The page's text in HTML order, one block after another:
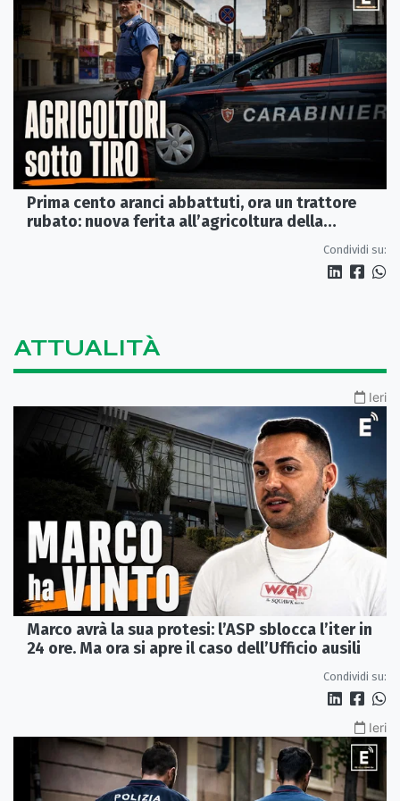
Prima cento aranci abbattuti, ora un trattore
rubato: nuova ferita all’agricoltura della
Condividi su:
ATTUALITÀ
Ieri
Marco avrà la sua protesi: l’ASP sblocca l’iter in
24 ore. Ma ora si apre il caso dell’Ufficio ausili
Condividi su:
Ieri